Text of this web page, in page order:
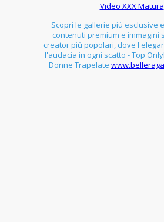
Video XXX Matura
Scopri le gallerie più esclusive
contenuti premium e immagini
creator più popolari, dove
l'audacia in ogni scatto - Top
Donne Trapelate